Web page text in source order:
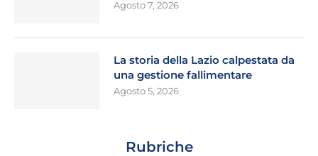
Agosto 7, 2026
La storia della Lazio calpestata da
una gestione fallimentare
Agosto 5, 2026
Rubriche